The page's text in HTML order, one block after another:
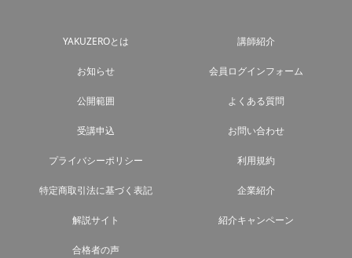
YAKUZEROとは 講師紹介
お知らせ 会員ログインフォーム
公開範囲 よくある質問
受講申込 お問い合わせ
プライバシーポリシー 利用規約
特定商取引法に基づく表記 企業紹介
解説サイト 紹介キャンペーン
合格者の声